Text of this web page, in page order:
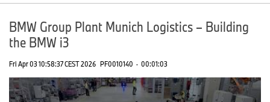
BMW Group Plant Munich Logistics – Building
the BMW i3
Fri Apr 03 10:58:37 CEST 2026 PF0010140 · 00:01:03